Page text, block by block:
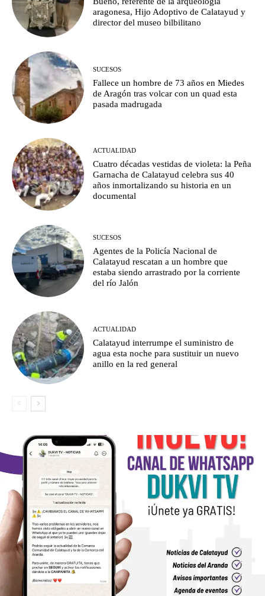
aragonesa, Hijo Adoptivo de Calatayud y
director del museo bilbilitano
SUCESOS
Fallece un hombre de 73 años en Miedes
de Aragón tras volcar con un quad esta
pasada madrugada
ACTUALIDAD
Cuatro décadas vestidas de violeta: la Peña
Garnacha de Calatayud celebra sus 40
años inmortalizando su historia en un
documental
SUCESOS
Agentes de la Policía Nacional de
Calatayud rescatan a un hombre que
estaba siendo arrastrado por la corriente
del río Jalón
ACTUALIDAD
Calatayud interrumpe el suministro de
agua esta noche para sustituir un nuevo
anillo en la red general